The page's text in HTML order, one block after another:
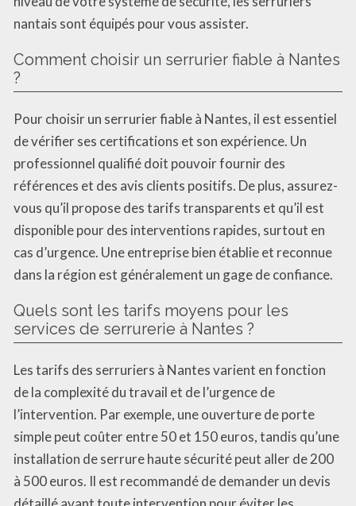
nantais sont équipés pour vous assister.
Comment choisir un serrurier fiable à Nantes
?
Pour choisir un serrurier fiable à Nantes, il est essentiel
de vérifier ses certifications et son expérience. Un
professionnel qualifié doit pouvoir fournir des
références et des avis clients positifs. De plus, assurez-
vous qu’il propose des tarifs transparents et qu’il est
disponible pour des interventions rapides, surtout en
cas d’urgence. Une entreprise bien établie et reconnue
dans la région est généralement un gage de confiance.
Quels sont les tarifs moyens pour les
services de serrurerie à Nantes ?
Les tarifs des serruriers à Nantes varient en fonction
de la complexité du travail et de l’urgence de
l’intervention. Par exemple, une ouverture de porte
simple peut coûter entre 50 et 150 euros, tandis qu’une
installation de serrure haute sécurité peut aller de 200
à 500 euros. Il est recommandé de demander un devis